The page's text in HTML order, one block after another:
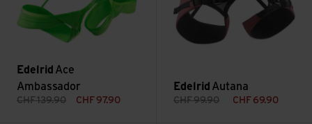
Edelrid Ace
Ambassador
CHF139.90 CHF 97.90
Edelrid Autana
CHF99.90 CHF 69.90